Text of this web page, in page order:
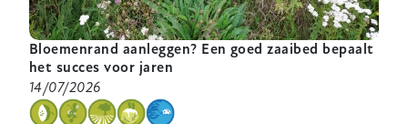
Bloemenrand aanleggen? Een goed zaaibed bepaalt
het succes voor jaren
14/07/2026
categorie